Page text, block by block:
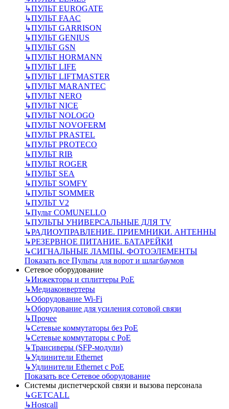
↳ПУЛЬТ EUROGATE
↳ПУЛЬТ FAAC
↳ПУЛЬТ GARRISON
↳ПУЛЬТ GENIUS
↳ПУЛЬТ GSN
↳ПУЛЬТ HORMANN
↳ПУЛЬТ LIFE
↳ПУЛЬТ LIFTMASTER
↳ПУЛЬТ MARANTEC
↳ПУЛЬТ NERO
↳ПУЛЬТ NICE
↳ПУЛЬТ NOLOGO
↳ПУЛЬТ NOVOFERM
↳ПУЛЬТ PRASTEL
↳ПУЛЬТ PROTECO
↳ПУЛЬТ RIB
↳ПУЛЬТ ROGER
↳ПУЛЬТ SEA
↳ПУЛЬТ SOMFY
↳ПУЛЬТ SOMMER
↳ПУЛЬТ V2
↳Пульт СOMUNELLO
↳ПУЛЬТЫ УНИВЕРСАЛЬНЫЕ ДЛЯ TV
↳РАДИОУПРАВЛЕНИЕ. ПРИЕМНИКИ. АНТЕННЫ
↳РЕЗЕРВНОЕ ПИТАНИЕ. БАТАРЕЙКИ
↳СИГНАЛЬНЫЕ ЛАМПЫ. ФОТОЭЛЕМЕНТЫ
Показать все Пульты для ворот и шлагбаумов
Сетевое оборудование
↳Инжекторы и сплиттеры РоЕ
↳Медиаконвертеры
↳Оборудование Wi-Fi
↳Оборудование для усиления сотовой связи
↳Прочее
↳Сетевые коммутаторы без РоЕ
↳Сетевые коммутаторы с РоЕ
↳Трансиверы (SFP-модули)
↳Удлинители Ethernet
↳Удлинители Ethernet с PoE
Показать все Сетевое оборудование
Системы диспетчерской связи и вызова персонала
↳GETCALL
↳Hostcall